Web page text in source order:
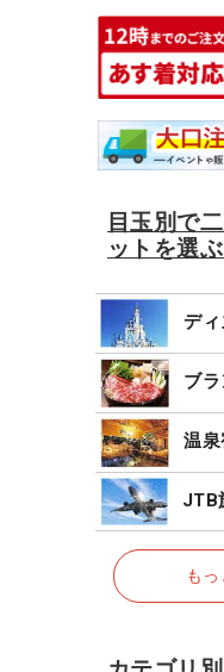
目玉別で
ットを選ぶ
デ
ブ
温
JTB
も